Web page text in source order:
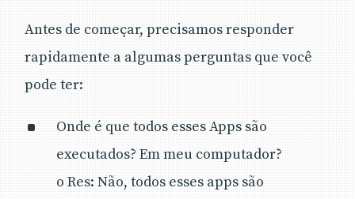
Antes de começar, precisamos responder
rapidamente a algumas perguntas que você
pode ter:
Onde é que todos esses Apps são
executados? Em meu computador?
o Res: Não, todos esses apps são